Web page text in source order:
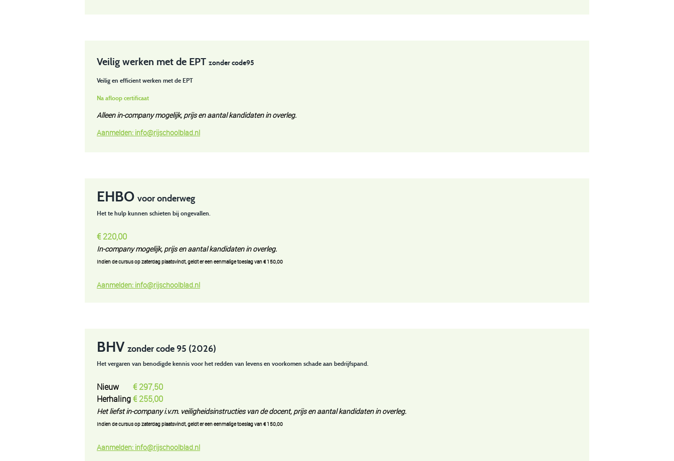
Veilig werken met de EPT zonder code95
Veilig en efficient werken met de EPT
Na afloop certificaat
Alleen in-company mogelijk, prijs en aantal kandidaten in overleg.
Aanmelden: info@rijschoolblad.nl
EHBO voor onderweg
Het te hulp kunnen schieten bij ongevallen.
€ 220,00
In-company mogelijk, prijs enaantal kandidaten in overleg.
Indien de cursus op zaterdag plaatsvindt, geldt er een eenmalige toeslag van € 150,00
Aanmelden: info@rijschoolblad.nl
BHV zonder code 95 (2026)
Het vergaren van benodigde kennis voor het redden van levens en voorkomen schade aan bedrijfspand.
Nieuw€ 297,50
Herhaling€ 255,00
Het liefst in-company i.v.m. veiligheidsinstructies van de docent, prijs enaantal kandidaten in overleg.
Indien de cursus op zaterdag plaatsvindt, geldt er een eenmalige toeslag van € 150,00
Aanmelden: info@rijschoolblad.nl